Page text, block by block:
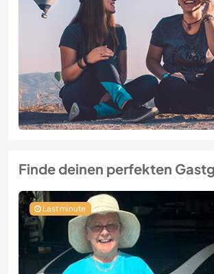
Finde deinen perfekten
Last minute